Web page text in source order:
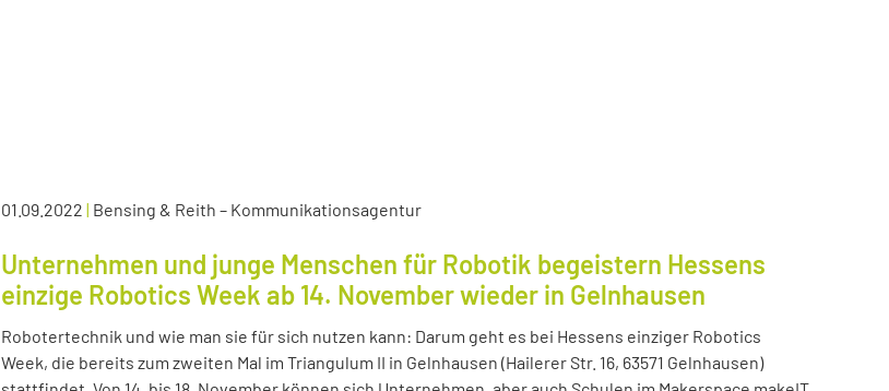
01.09.2022 | Bensing & Reith – Kommunikationsagentur
Unternehmen und junge Menschen für Robotik begeistern Hessens
einzige Robotics Week ab 14. November wieder in Gelnhausen
Robotertechnik und wie man sie für sich nutzen kann: Darum geht es bei Hessens einziger Robotics
Week, die bereits zum zweiten Mal im Triangulum II in Gelnhausen (Hailerer Str. 16, 63571 Gelnhausen)